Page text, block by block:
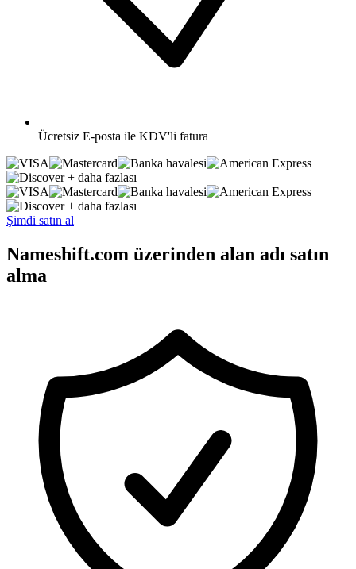
Ücretsiz E-posta ile KDV'li fatura
+ daha fazlası
+ daha fazlası
Şimdi satın al
Nameshift.com üzerinden alan adı satın
alma